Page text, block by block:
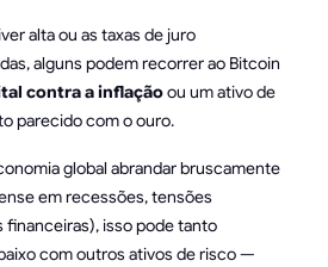
alta ou as taxas de juro
alguns podem recorrer ao Bitcoin
contra a inflaçãoou um ativo de
parecido com o ouro.
global abrandar bruscamente
em recessões, tensões
isso pode tanto
com outros ativos de risco —